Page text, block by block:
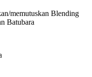
memutuskan Blending
Batubara